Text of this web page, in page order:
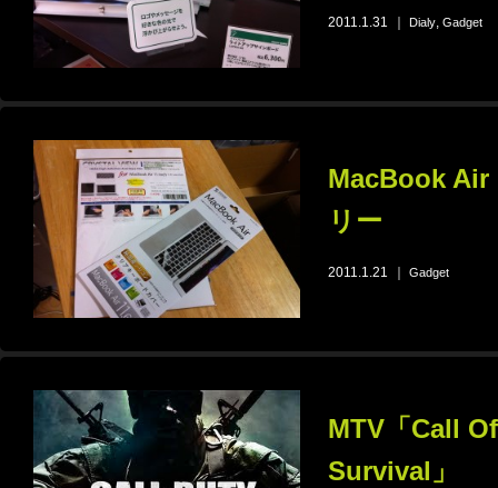
2011.1.31 ｜ Dialy Gadget
MacBook Air
リー
2011.1.21 ｜ Gadget
MTV「Call
Survival」